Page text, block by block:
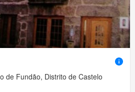
de Fundão, Distrito de Castelo